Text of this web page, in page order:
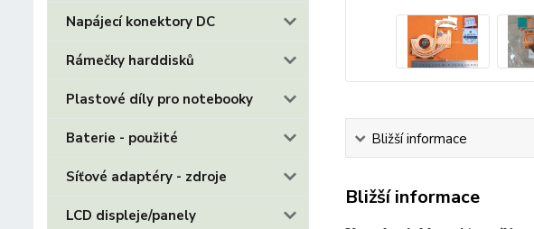
Napájecí konektory DC
Rámečky harddisků
Plastové díly pro notebooky
Baterie - použité
Síťové adaptéry - zdroje
LCD displeje/panely
Bližší informace
Bližší informace